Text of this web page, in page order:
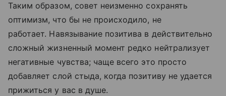
Таким образом, совет неизменно сохранять
оптимизм, что бы не происходило, не
работает. Навязывание позитива в действительно
сложный жизненный момент редко нейтрализует
негативные чувства; чаще всего это просто
добавляет слой стыда, когда позитиву не удается
прижиться у вас в душе.